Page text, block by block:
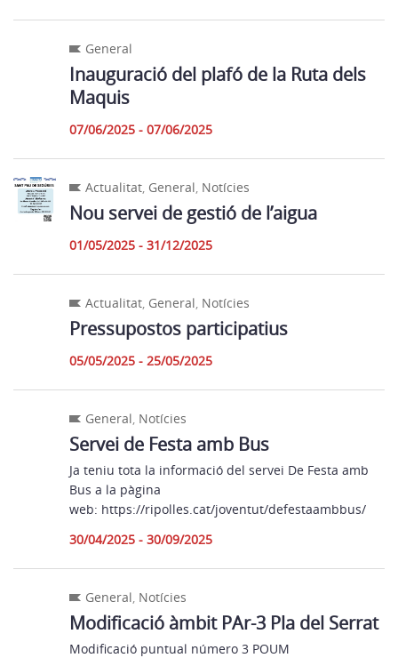
General
Inauguració del plafó de la Ruta dels
Maquis
07/06/2025 - 07/06/2025
Actualitat, General, Notícies
Nou servei de gestió de l’aigua
01/05/2025 - 31/12/2025
Actualitat, General, Notícies
Pressupostos participatius
05/05/2025 - 25/05/2025
General, Notícies
Servei de Festa amb Bus
Ja teniu tota la informació del servei De Festa amb
Bus a la pàgina
web: https://ripolles.cat/joventut/defestaambbus/
30/04/2025 - 30/09/2025
General, Notícies
Modificació àmbit PAr-3 Pla del Serrat
Modificació puntual número 3 POUM